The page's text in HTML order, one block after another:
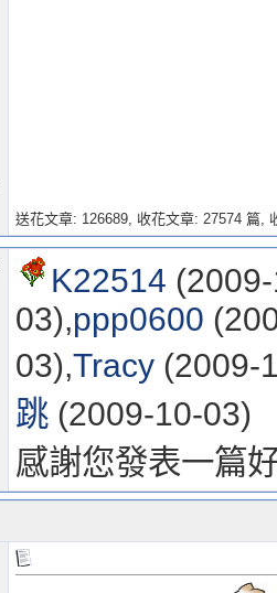
送花文章: 126689, 收花文章: 27574 篇,
K22514
03),ppp0600
03),Tracy(2009-
跳(2009-10-03)
感謝您發表一篇